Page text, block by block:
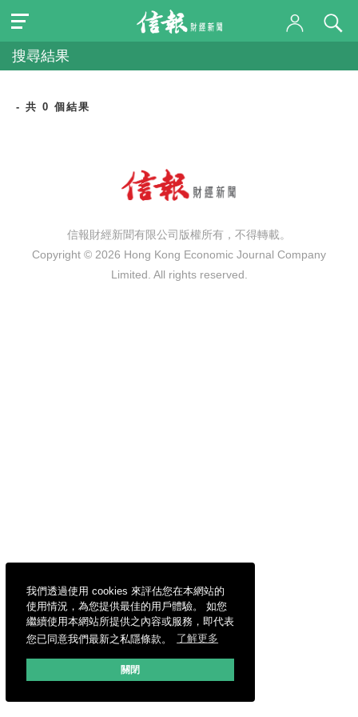
我們透過使用 cookies 來評估您在本網站的
使用情況，為您提供最佳的用戶體驗。 如您
繼續使用本網站所提供之內容或服務，即代表
您已同意我們最新之私隱條款。
了解更多
關閉
搜尋結果
- 共 0 個結果
信報財經新聞有限公司版權所有，不得轉載。
Copyright © 2026 Hong Kong Economic Journal Company
Limited. All rights reserved.